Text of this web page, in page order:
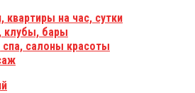
квартиры на час, сутки
клубы, бары
салоны красоты